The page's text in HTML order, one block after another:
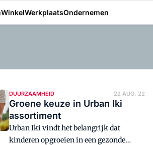
WinkelWerkplaatsOndernemen
DUURZAAMHEID 22 AUG. 22
Groene keuze in Urban Iki
assortiment
Urban Iki vindt het belangrijk dat
kinderen opgroeien in een gezonde